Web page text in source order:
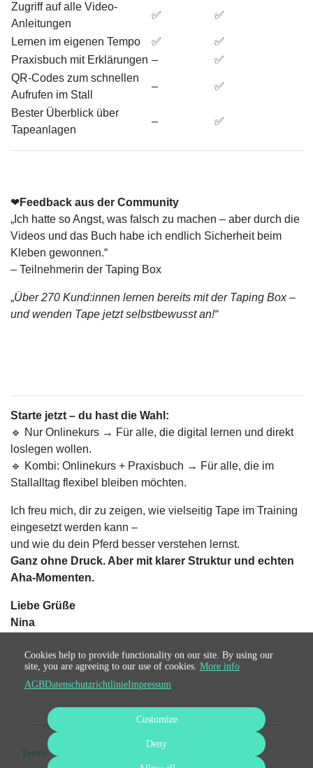
Zugriff auf alle Video-
Anleitungen
✅ ✅
Lernen im eigenen Tempo ✅
✅
Praxisbuch mit Erklärungen –
✅
QR-Codes zum schnellen
Aufrufen im Stall
– ✅
Bester Überblick über
Tapeanlagen
– ✅
❤Feedback aus der Community
„Ich hatte so Angst, was falsch zu machen – aber durch die
Videos und das Buch habe ich endlich Sicherheit beim
Kleben gewonnen.“
– Teilnehmerin der Taping Box
„Über 270 Kund:innen lernen bereits mit der Taping Box –
und wenden Tape jetzt selbstbewusst an!“
Starte jetzt – du hast die Wahl:
🔹 Nur Onlinekurs → Für alle, die digital lernen und direkt
loslegen wollen.
🔹 Kombi: Onlinekurs + Praxisbuch → Für alle, die im
Stallalltag flexibel bleiben möchten.
Ich freu mich, dir zu zeigen, wie vielseitig Tape im Training
eingesetzt werden kann –
und wie du dein Pferd besser verstehen lernst.
Ganz ohne Druck. Aber mit klarer Struktur und echten
Aha-Momenten.
Liebe Grüße
Nina
Terms Cancel subscription
Cookies help to provide functionality on our site. By using our
site, you are agreeing to our use of cookies. More info
AGBDatenschutzrichtlinieImpressum
Customize
Deny